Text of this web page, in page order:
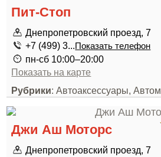
Пит-Стоп
Днепропетровский проезд, 7
+7 (499) 3...Показать телефон
пн-сб 10:00–20:00
Показать на карте
Рубрики: Автоаксессуары,
Джи Аш Моторс
Днепропетровский проезд, 7